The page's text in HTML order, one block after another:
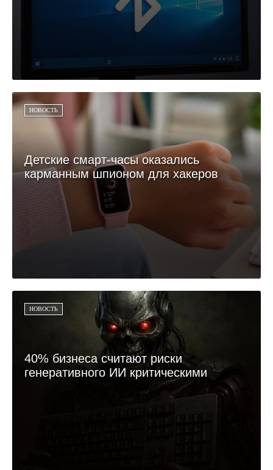
НОВОСТЬ
Детские смарт-часы оказались
карманным шпионом для хакеров
НОВОСТЬ
40% бизнеса считают риски
генеративного ИИ критическими